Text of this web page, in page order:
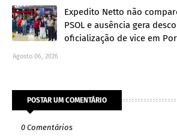
Expedito Netto não
PSOL e ausência gera
oficialização de vice em
Agosto 06, 2026
POSTAR UM COMENTÁRIO
0 Comentários